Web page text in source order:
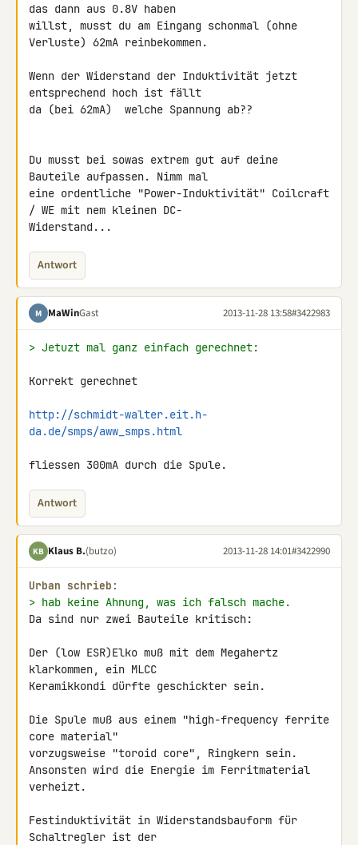
das dann aus 0.8V haben
willst, musst du am Eingang schonmal (ohne
Verluste) 62mA reinbekommen.
Wenn der Widerstand der Induktivität jetzt
entsprechend hoch ist fällt
da (bei 62mA)  welche Spannung ab??
Du musst bei sowas extrem gut auf deine
Bauteile aufpassen. Nimm mal
eine ordentliche "Power-Induktivität" Coilcraft
/ WE mit nem kleinen DC-
Widerstand...
Antwort
M MaWinGast 2013-11-28 13:58#3422983
> Jetuzt mal ganz einfach gerechnet:
Korrekt gerechnet
http://schmidt-walter.eit.h-
da.de/smps/aww_smps.html
fliessen 300mA durch die Spule.
Antwort
KB Klaus B.(butzo) 2013-11-28 14:01#3422990
Urban schrieb:
> hab keine Ahnung, was ich falsch mache.
Da sind nur zwei Bauteile kritisch:
Der (low ESR)Elko muß mit dem Megahertz
klarkommen, ein MLCC
Keramikkondi dürfte geschickter sein.
Die Spule muß aus einem "high-frequency ferrite
core material"
vorzugsweise "toroid core", Ringkern sein.
Ansonsten wird die Energie im Ferritmaterial
verheizt.
Festinduktivität in Widerstandsbauform für
Schaltregler ist der